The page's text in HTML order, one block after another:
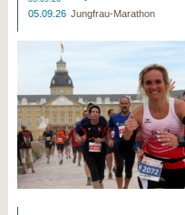
05.09.26 Jungfrau-Marathon